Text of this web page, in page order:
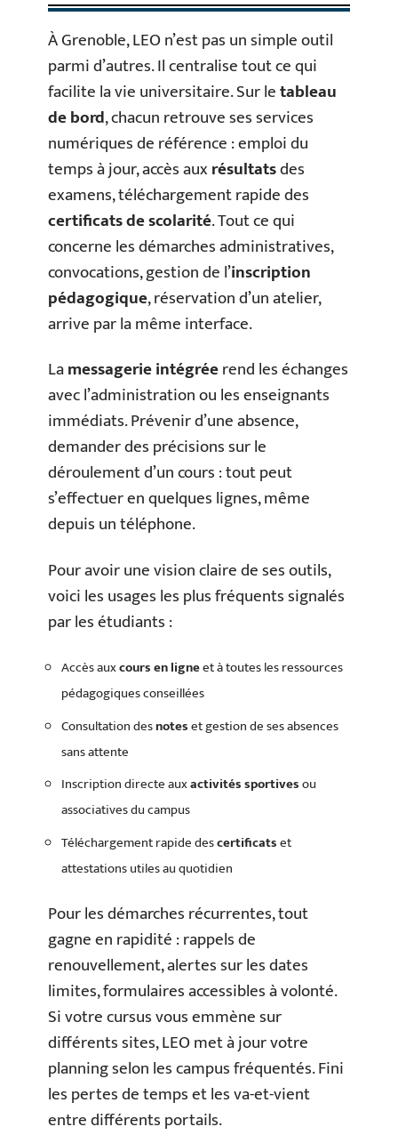
À Grenoble, LEO n’est pas un simple outil
parmi d’autres. Il centralise tout ce qui
facilite la vie universitaire. Sur letableau
de bord, chacun retrouve ses services
numériques de référence : emploi du
temps à jour, accès auxrésultatsdes
examens, téléchargement rapide des
certificats de scolarité. Tout ce qui
concerne les démarches administratives,
convocations, gestion de l’inscription
pédagogique, réservation d’un atelier,
arrive par la même interface.
Lamessagerie intégréerend les échanges
avec l’administration ou les enseignants
immédiats. Prévenir d’une absence,
demander des précisions sur le
déroulement d’un cours : tout peut
s’effectuer en quelques lignes, même
depuis un téléphone.
Pour avoir une vision claire de ses outils,
voici les usages les plus fréquents signalés
par les étudiants :
Accès auxcours en ligneet à toutes les ressources
pédagogiques conseillées
Consultation desnoteset gestion de ses absences
sans attente
Inscription directe auxactivités sportivesou
associatives du campus
Téléchargement rapide descertificatset
attestations utiles au quotidien
Pour les démarches récurrentes, tout
gagne en rapidité : rappels de
renouvellement, alertes sur les dates
limites, formulaires accessibles à volonté.
Si votre cursus vous emmène sur
différents sites, LEO met à jour votre
planning selon les campus fréquentés. Fini
les pertes de temps et les va-et-vient
entre différents portails.